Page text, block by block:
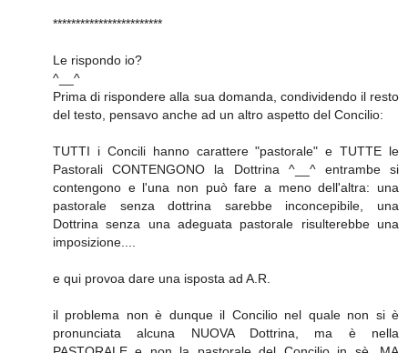
************************
Le rispondo io?
^__^
Prima di rispondere alla sua domanda, condividendo il resto
del testo, pensavo anche ad un altro aspetto del Concilio:
TUTTI i Concili hanno carattere "pastorale" e TUTTE le
Pastorali CONTENGONO la Dottrina ^__^ entrambe si
contengono e l'una non può fare a meno dell'altra: una
pastorale senza dottrina sarebbe inconcepibile, una
Dottrina senza una adeguata pastorale risulterebbe una
imposizione....
e qui provoa dare una isposta ad A.R.
il problema non è dunque il Concilio nel quale non si è
pronunciata alcuna NUOVA Dottrina, ma è nella